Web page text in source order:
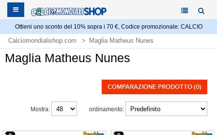
Ottieni uno sconto del 10% sopra i 70 €, Codice promozionale: CALCIO
Calciomondialishop.com Maglia Matheus Nunes
Maglia Matheus Nunes
COMPARAZIONE PRODOTTO (0)
ordinamento:
Mostra: